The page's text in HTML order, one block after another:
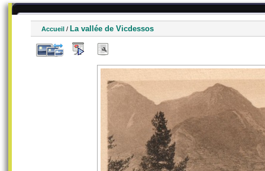
Accueil / La vallée de Vicdessos